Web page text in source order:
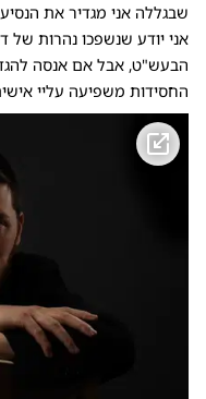
שבגללה אני מגדיר את
אני יודע שנשפכו נהרות
הבעש"ט, אבל אם אנסה
החסידות משפיעה עליי